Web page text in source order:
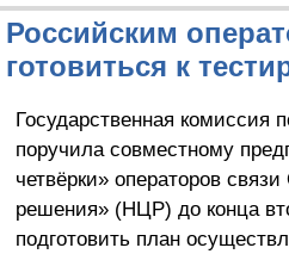
Российским
готовиться к
Государственная комиссия
поручила совместному
четвёрки» операторов
решения» (НЦР) до конца
подготовить план